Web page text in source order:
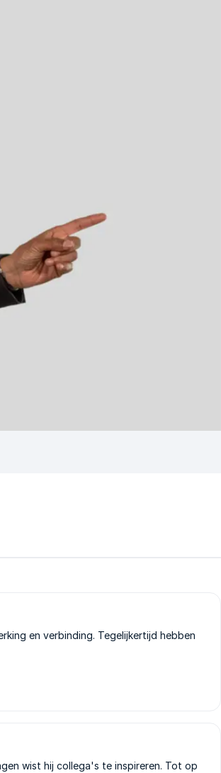
en verbinding. Tegelijkertijd hebben
wist hij collega's te inspireren. Tot op